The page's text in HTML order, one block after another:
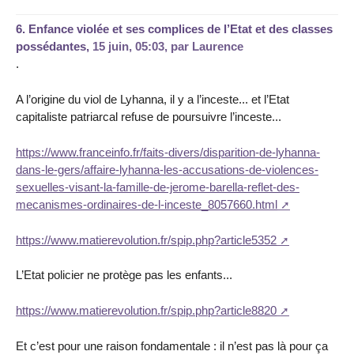
6. Enfance violée et ses complices de l’Etat et des classes
possédantes, 15 juin, 05:03, par Laurence
.
A l’origine du viol de Lyhanna, il y a l’inceste... et l’Etat
capitaliste patriarcal refuse de poursuivre l’inceste...
https://www.franceinfo.fr/faits-divers/disparition-de-lyhanna-
dans-le-gers/affaire-lyhanna-les-accusations-de-violences-
sexuelles-visant-la-famille-de-jerome-barella-reflet-des-
mecanismes-ordinaires-de-l-inceste_8057660.html
https://www.matierevolution.fr/spip.php?article5352
L’Etat policier ne protège pas les enfants...
https://www.matierevolution.fr/spip.php?article8820
Et c’est pour une raison fondamentale : il n’est pas là pour ça